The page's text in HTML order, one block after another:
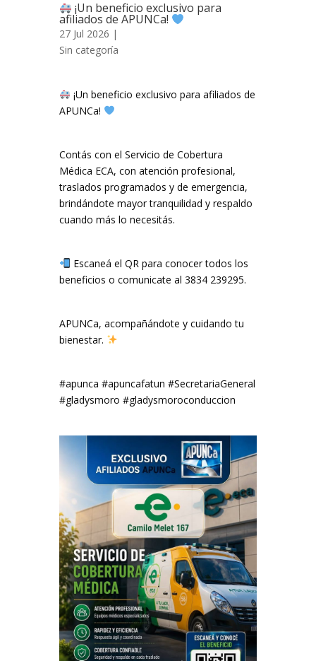
¡Un beneficio exclusivo para
afiliados de APUNCa!
27 Jul 2026 |
Sin categoría
¡Un beneficio exclusivo para afiliados de
APUNCa!
Contás con el Servicio de Cobertura
Médica ECA, con atención profesional,
traslados programados y de emergencia,
brindándote mayor tranquilidad y respaldo
cuando más lo necesitás.
Escaneá el QR para conocer todos los
beneficios o comunicate al 3834 239295.
APUNCa, acompañándote y cuidando tu
bienestar.
#apunca #apuncafatun #SecretariaGeneral
#gladysmoro #gladysmoroconduccion